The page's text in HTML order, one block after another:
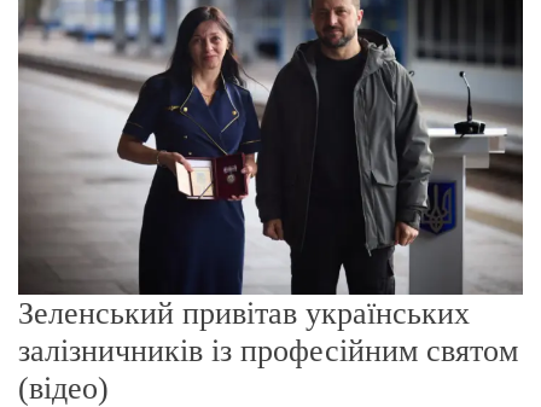
е
ж
и
м
у
Зеленський привітав українських
залізничників із професійним святом
(відео)